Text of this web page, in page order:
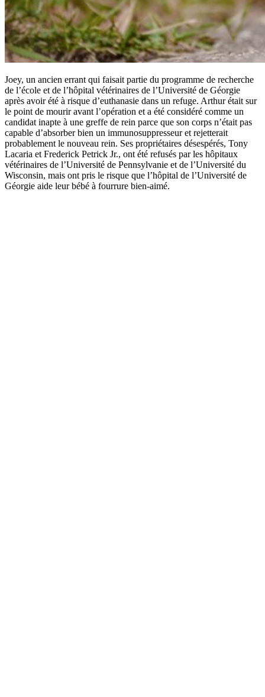
Joey, un ancien errant qui faisait partie du programme de recherche
de l’école et de l’hôpital vétérinaires de l’Université de Géorgie
après avoir été à risque d’euthanasie dans un refuge. Arthur était sur
le point de mourir avant l’opération et a été considéré comme un
candidat inapte à une greffe de rein parce que son corps n’était pas
capable d’absorber bien un immunosuppresseur et rejetterait
probablement le nouveau rein. Ses propriétaires désespérés, Tony
Lacaria et Frederick Petrick Jr., ont été refusés par les hôpitaux
vétérinaires de l’Université de Pennsylvanie et de l’Université du
Wisconsin, mais ont pris le risque que l’hôpital de l’Université de
Géorgie aide leur bébé à fourrure bien-aimé.